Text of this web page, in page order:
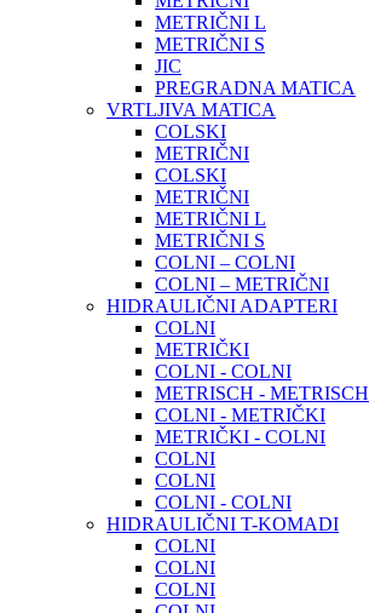
METRIČNI L
METRIČNI S
JIC
PREGRADNA MATICA
VRTLJIVA MATICA
COLSKI
METRIČNI
COLSKI
METRIČNI
METRIČNI L
METRIČNI S
COLNI – COLNI
COLNI – METRIČNI
HIDRAULIČNI ADAPTERI
COLNI
METRIČKI
COLNI - COLNI
METRISCH - METRISCH
COLNI - METRIČKI
METRIČKI - COLNI
COLNI
COLNI
COLNI - COLNI
HIDRAULIČNI T-KOMADI
COLNI
COLNI
COLNI